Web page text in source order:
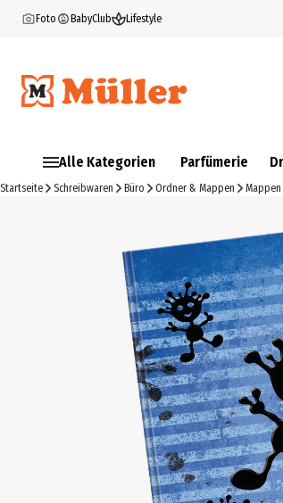
Foto BabyClub Lifestyle
Alle Kategorien Parfümerie
Startseite Schreibwaren Büro Ordner & Mappen Mappen